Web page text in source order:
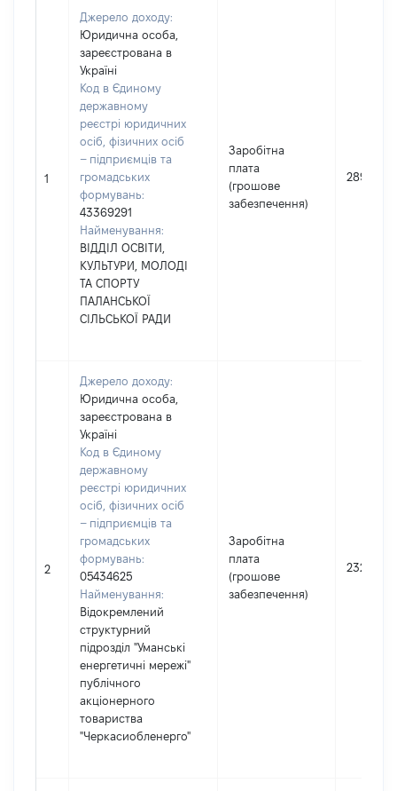
1
Джерело доходу:
Юридична особа,
зареєстрована в
Україні
Код в Єдиному
державному
реєстрі юридичних
осіб, фізичних осіб
– підприємців та
громадських
формувань:
43369291
Найменування:
ВІДДІЛ ОСВІТИ,
КУЛЬТУРИ, МОЛОДІ
ТА СПОРТУ
ПАЛАНСЬКОЇ
СІЛЬСЬКОЇ РАДИ
Заробітна
плата
(грошове
забезпечення)
289946
2
Джерело доходу:
Юридична особа,
зареєстрована в
Україні
Код в Єдиному
державному
реєстрі юридичних
осіб, фізичних осіб
– підприємців та
громадських
формувань:
05434625
Найменування:
Відокремлений
структурний
підрозділ "Уманські
енергетичні мережі"
публічного
акціонерного
товариства
"Черкасиобленерго"
Заробітна
плата
(грошове
забезпечення)
232964